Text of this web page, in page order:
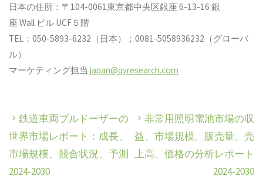
日本の住所：〒104-0061東京都中央区銀座 6-13-16 銀
座 Wall ビル UCF５階
TEL：050-5893-6232（日本）；0081-5058936232（グローバ
ル）
マーケティング担当japan@qyresearch.com
鉄道車両ブルドーザーの
世界市場レポート：成長、
市場規模、競合状況、予測
2024-2030
非常用照明電池市場の収
益、市場規模、販売量、売
上高、価格の分析レポート
2024-2030